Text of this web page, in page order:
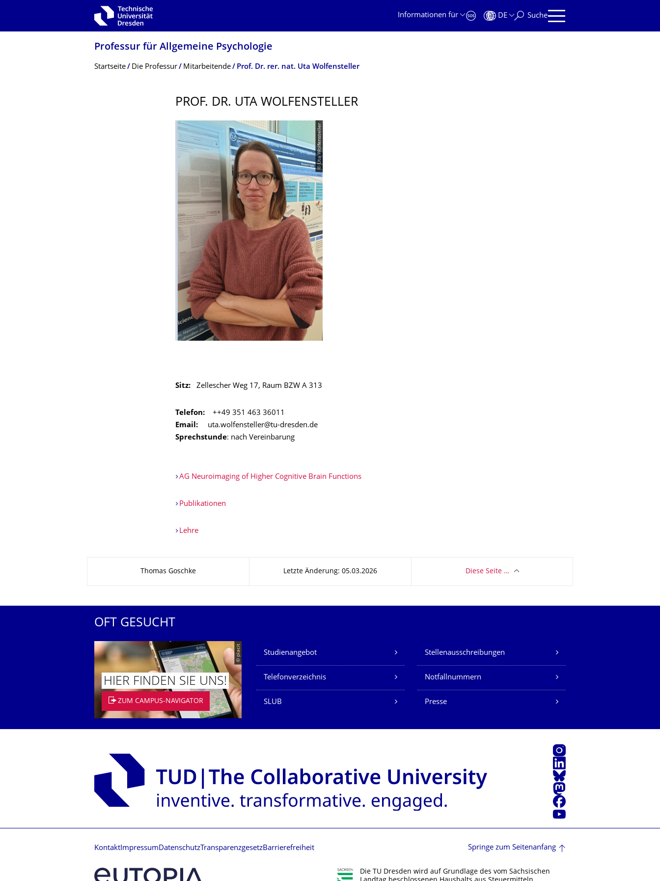
Zur Hauptnavigation springen
Informationen für
DE Suche
Professur für Allgemeine Psychologie
Breadcrumb-Menü
Startseite Die Professur Mitarbeitende Prof. Dr. rer. nat. Uta Wolfensteller
PROF. DR. UTA WOLFENSTELLER
© Uta Wolfensteller
Sitz: Zellescher Weg 17, Raum BZW A 313
Telefon:
++49 351 463 36011
Email:
uta.wolfensteller@tu-dresden.de
Sprechstunde: nach Vereinbarung
AG Neuroimaging of Higher Cognitive Brain Functions
Publikationen
Lehre
Thomas Goschke Letzte Änderung: 05.03.2026 Diese Seite …
OFT GESUCHT
© placit
HIER FINDEN SIE UNS!
ZUM CAMPUS-NAVIGATOR
Unsere Dienste
Studienangebot Stellenausschreibungen
Telefonverzeichnis Notfallnummern
SLUB Presse
Instagram
LinkedIn
Bluesky
Mastodon
Facebook
Youtube
Kontakt Impressum DatenschutzTransparenzgesetzBarrierefreiheit Springe zum Seitenanfang
Die TU Dresden wird auf Grundlage des vom Sächsischen